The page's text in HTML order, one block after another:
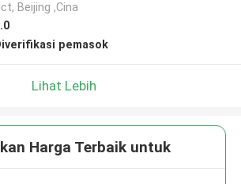
Beijing ,Cina
pemasok
Lihat Lebih
Harga Terbaik untuk